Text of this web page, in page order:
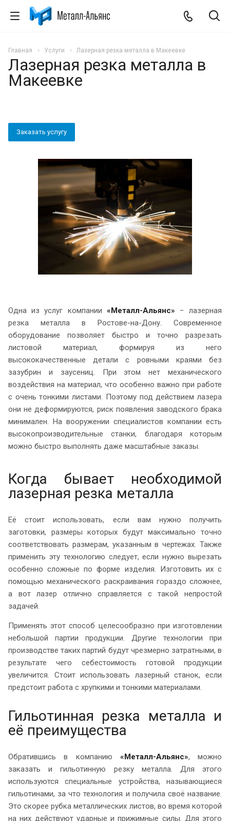
Главная Услуги Лазерная резка металла в Макеевке
Лазерная резка металла в
Макеевке
Заказать услугу
Одна из услуг компании «Металл-Альянс» − лазерная
резка металла в Ростове-на-Дону. Современное
оборудование позволяет быстро и точно разрезать
листовой материал, формируя из него
высококачественные детали с ровными краями без
зазубрин и заусениц. При этом нет механического
воздействия на материал, что особенно важно при работе
с очень тонкими листами. Поэтому под действием лазера
они не деформируются, риск появления заводского брака
минимален. На вооружении специалистов компании есть
высокопроизводительные станки, благодаря которым
можно быстро выполнять даже масштабные заказы.
Когда бывает необходимой
лазерная резка металла
Её стоит использовать, если вам нужно получить
заготовки, размеры которых будут максимально точно
соответствовать размерам, указанным в чертежах. Также
применить эту технологию следует, если нужно вырезать
особенно сложные по форме изделия. Изготовить их с
помощью механического раскраивания гораздо сложнее,
а вот лазер отлично справляется с такой непростой
задачей.
Применять этот способ целесообразно при изготовлении
небольшой партии продукции. Другие технологии при
производстве таких партий будут чрезмерно затратными, в
результате чего себестоимость готовой продукции
увеличится. Стоит использовать лазерный станок, если
предстоит работа с хрупкими и тонкими материалами.
Гильотинная резка металла и
её преимущества
Обратившись в компанию «Металл-Альянс», можно
заказать и гильотинную резку металла. Для этого
используются специальные устройства, называющиеся
гильотинами, за что технология и получила своё название.
Это скорее рубка металлических листов, во время которой
на них действуют ударные и прижимные силы. Для этого